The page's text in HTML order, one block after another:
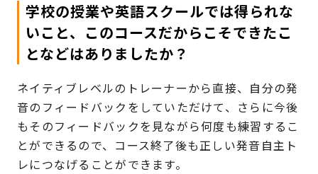
学校の授業や英語スクールでは得られな
いこと、このコースだからこそできたこ
となどはありましたか？
ネイティブレベルのトレーナーから直接、自分の発
音のフィードバックをしていただけて、さらに今後
もそのフィードバックを見ながら何度も練習するこ
とができるので、コース終了後も正しい発音自主ト
レにつなげることができます。